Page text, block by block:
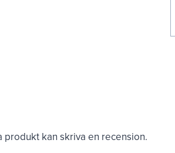
kan skriva en recension.